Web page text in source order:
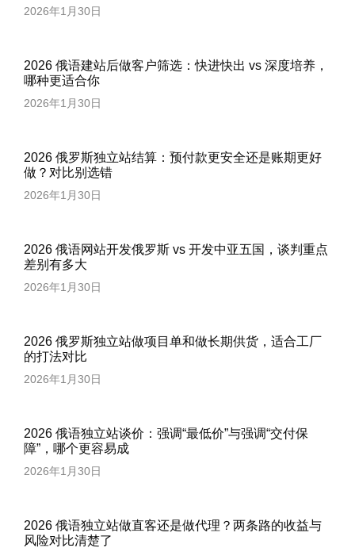
2026年1月30日
2026 俄语建站后做客户筛选：快进快出 vs 深度培养，
哪种更适合你
2026年1月30日
2026 俄罗斯独立站结算：预付款更安全还是账期更好
做？对比别选错
2026年1月30日
2026 俄语网站开发俄罗斯 vs 开发中亚五国，谈判重点
差别有多大
2026年1月30日
2026 俄罗斯独立站做项目单和做长期供货，适合工厂
的打法对比
2026年1月30日
2026 俄语独立站谈价：强调“最低价”与强调“交付保
障”，哪个更容易成
2026年1月30日
2026 俄语独立站做直客还是做代理？两条路的收益与
风险对比清楚了